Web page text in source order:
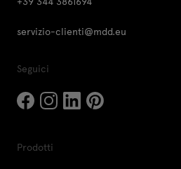
servizio-clienti@mdd.eu
Seguici
Prodotti